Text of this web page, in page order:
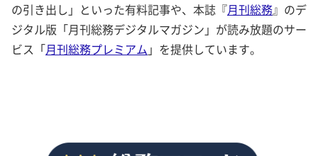
の引き出し」といった有料記事や、本誌『月刊総務』のデ
ジタル版「月刊総務デジタルマガジン」が読み放題のサー
ビス「月刊総務プレミアム 」を提供しています。